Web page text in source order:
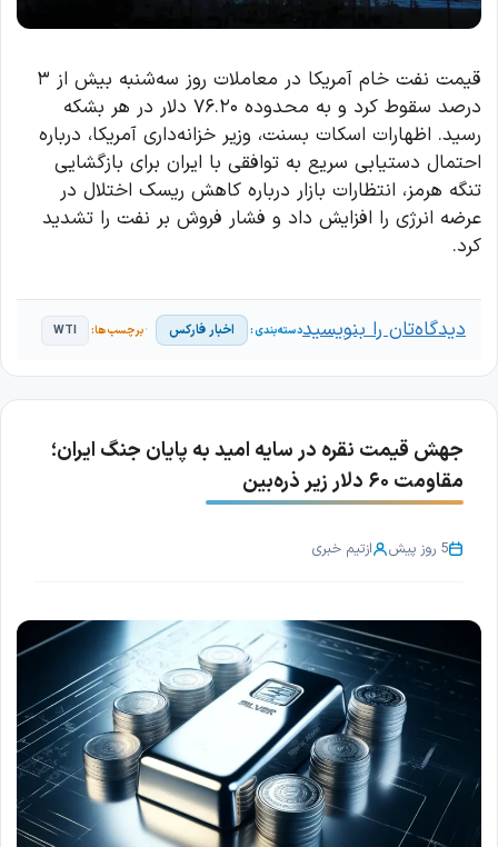
قیمت نفت خام آمریکا در معاملات روز سه‌شنبه بیش از ۳
درصد سقوط کرد و به محدوده ۷۶.۲۰ دلار در هر بشکه
رسید. اظهارات اسکات بسنت، وزیر خزانه‌داری آمریکا، درباره
احتمال دستیابی سریع به توافقی با ایران برای بازگشایی
تنگه هرمز، انتظارات بازار درباره کاهش ریسک اختلال در
عرضه انرژی را افزایش داد و فشار فروش بر نفت را تشدید
کرد.
اخبار فارکس WTI دیدگاه‌تان را بنویسید
جهش قیمت نقره در سایه امید به پایان جنگ ایران؛
مقاومت ۶۰ دلار زیر ذره‌بین
5 روز پیش ازتیم خبری